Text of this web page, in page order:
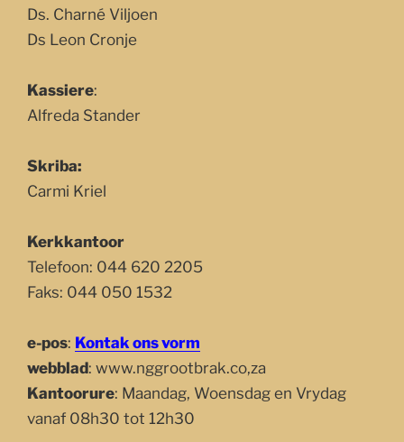
Ds. Charné Viljoen
Ds Leon Cronje
Kassiere:
Alfreda Stander
Skriba:
Carmi Kriel
Kerkkantoor
Telefoon: 044 620 2205
Faks: 044 050 1532
e-pos: Kontak ons vorm
webblad: www.nggrootbrak.co,za
Kantoorure: Maandag, Woensdag en Vrydag
vanaf 08h30 tot 12h30